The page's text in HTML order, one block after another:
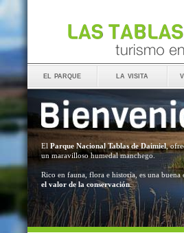
el parque la visita
El Parque Nacional Tablas de Daimiel,
un maravilloso humedal manchego.
Rico en fauna, flora e historia, es una
el valor de la conservación.